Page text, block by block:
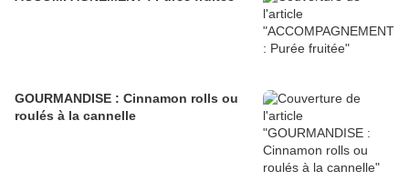
GOURMANDISE : Cinnamon rolls ou
roulés à la cannelle